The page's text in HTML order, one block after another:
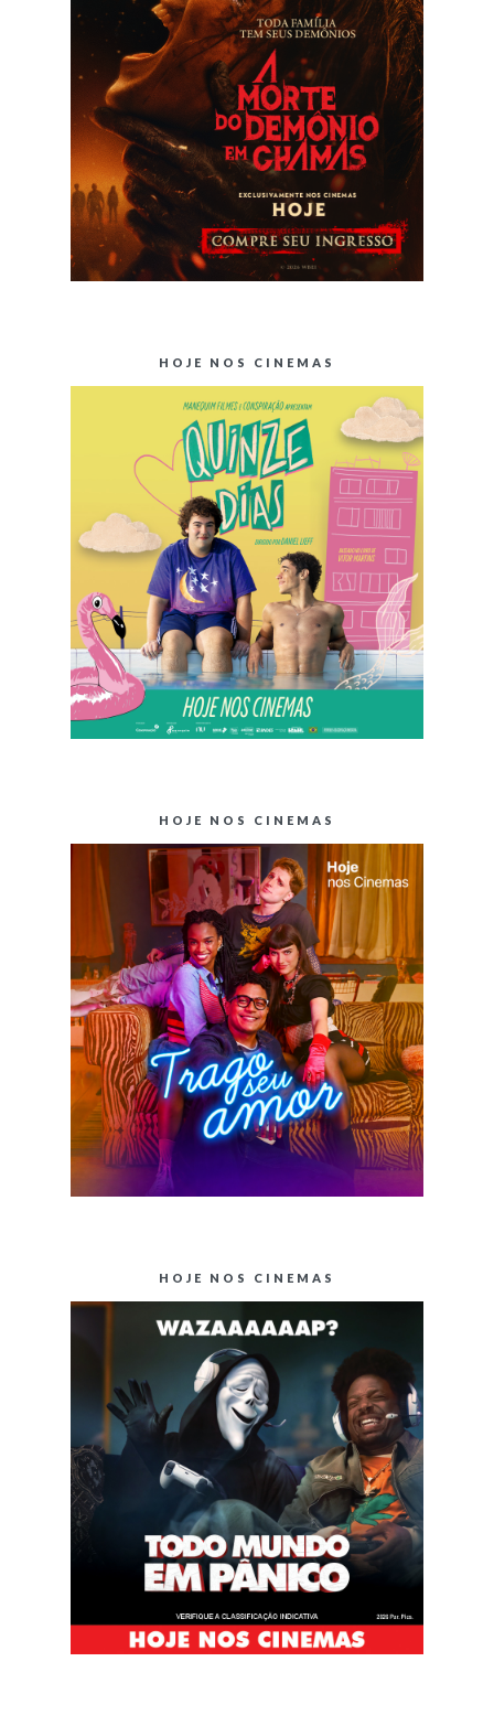
HOJE NOS CINEMAS
HOJE NOS CINEMAS
HOJE NOS CINEMAS